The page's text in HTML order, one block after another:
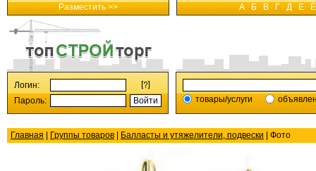
Разместить >> А Б В Г Д Е Ё
Логин:
Пароль:
товары/услуги
Главная Группы товаров Балласты и утяжелители, подвески | Фото